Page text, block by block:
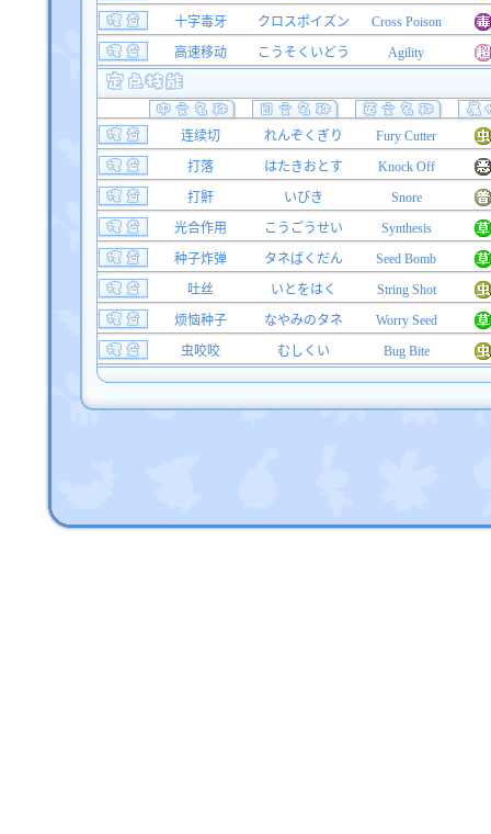
十字毒牙
クロスポイズン
Cross Poison
高速移动
こうそくいどう Agility
连续切 れんぞくぎり
Fury Cutter
打落
はたきおとす
Knock Off
打鼾
いびき
Snore
光合作用
こうごうせい
Synthesis
种子炸弹
タネばくだん
Seed Bomb
吐丝
いとをはく
String Shot
烦恼种子
なやみのタネ
Worry Seed
虫咬咬
むしくい Bug Bite